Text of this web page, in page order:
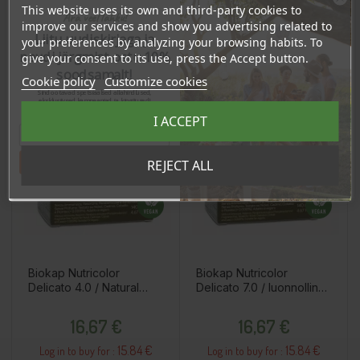
OSTA HULGI
OSTA HULGI
OSTA HULGI
Biokap Nutricolor
Delicato 4.0 / Natural
16,67 €
Log in to buy for : 15.84 €
OSTA HULGI
OSTA HULGI
OSTA HULGI
Biokap Nutricolor
Delicato 7.0 / luonnollinen
16,67 €
Log in to buy for : 15.84 €
This website uses its own and third-party cookies to
improve our services and show you advertising related to
your preferences by analyzing your browsing habits. To
give your consent to its use, press the Accept button.
Cookie policy Customize cookies
REJECT ALL
I ACCEPT
Ära veel lahku!
Liitu uudiskirjaga ja
naudi järgmist ostu 10%
soodsamalt!
Sind ootavad spetsiaalsed allahindlused,
eksklusiivsed kampaaniad ja kingitused!